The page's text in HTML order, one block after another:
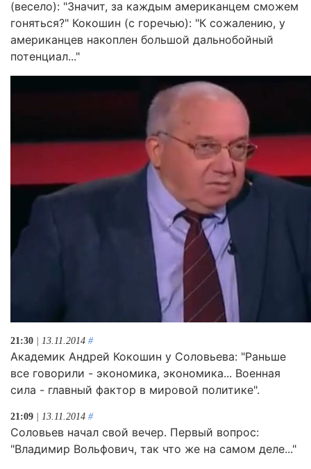
(весело): "Значит, за каждым американцем сможем
гоняться?" Кокошин (с горечью): "К сожалению, у
американцев накоплен большой дальнобойный
потенциал..."
21:30 | 13.11.2014 #
Академик Андрей Кокошин у Соловьева: "Раньше
все говорили - экономика, экономика... Военная
сила - главный фактор в мировой политике".
21:09 | 13.11.2014 #
Соловьев начал свой вечер. Первый вопрос:
"Владимир Вольфович, так что же на самом деле..."